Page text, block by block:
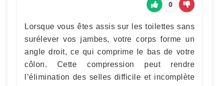
0
Lorsque vous êtes assis sur les toilettes sans
surélever vos jambes, votre corps forme un
angle droit, ce qui comprime le bas de votre
côlon. Cette compression peut rendre
l’élimination des selles difficile et incomplète